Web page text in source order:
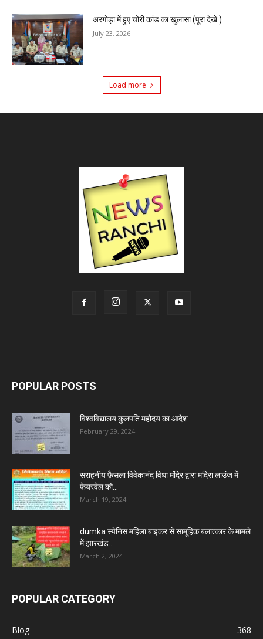
अरगोड़ा में हुए चोरी कांड का खुलासा (पूरा देखे )
July 23, 2026
Load more
POPULAR POSTS
विश्वविद्यालय कुलपति महोदय का आदेश
February 29, 2024
सराहनीय फ़ैसला विवेकानंद विधा मंदिर द्वारा मदिरा लाउंज में
फेयरवेल को...
March 19, 2024
dumka स्पेनिस महिला बाइकर से सामूहिक बलात्कार के मामले
में झारखंड...
March 2, 2024
POPULAR CATEGORY
Blog 368